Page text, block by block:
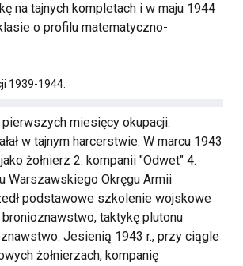
na tajnych kompletach i w maju 1944
o profilu matematyczno-
1939-1944:
miesięcy okupacji.
w tajnym harcerstwie. W marcu 1943
żołnierz 2. kompanii "Odwet" 4.
Warszawskiego Okręgu Armii
podstawowe szkolenie wojskowe
bronioznawstwo, taktykę plutonu
Jesienią 1943 r., przy ciągle
żołnierzach, kompanię